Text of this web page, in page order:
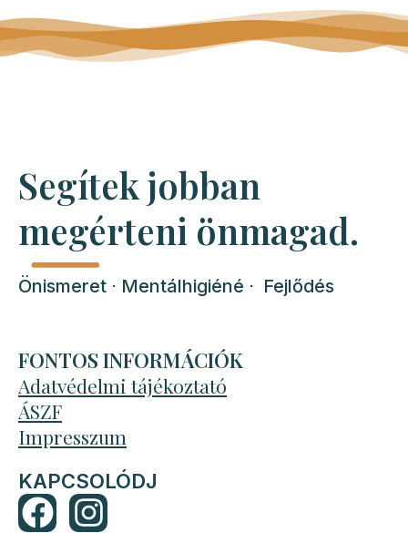
Segítek jobban
megérteni önmagad.
Önismeret ⋅ Mentálhigiéné ⋅ Fejlődés
FONTOS INFORMÁCIÓK
Adatvédelmi tájékoztató
ÁSZF
Impresszum
KAPCSOLÓDJ
F I